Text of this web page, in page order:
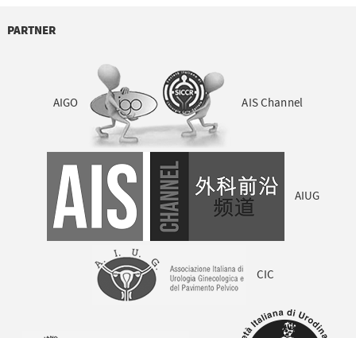
PARTNER
AIGO AIS Channel
AIUG
CIC